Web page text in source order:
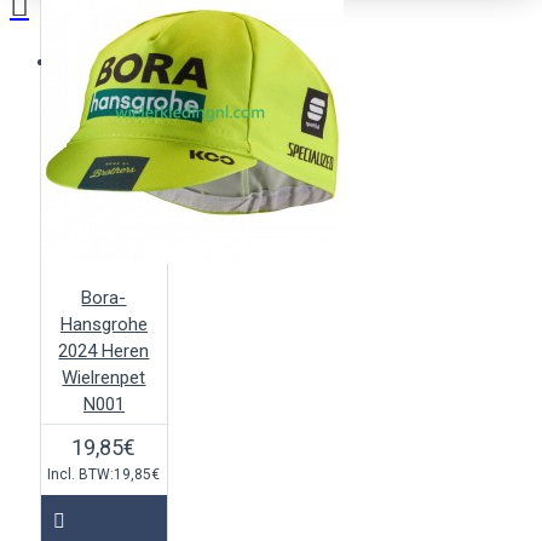
Je winkelwagentje is leeg!
Bora-
Hansgrohe
2024 Heren
Wielrenpet
N001
19,85€
Incl. BTW:19,85€